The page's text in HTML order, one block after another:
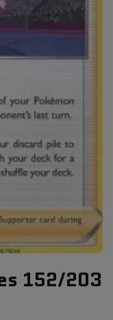
152/203